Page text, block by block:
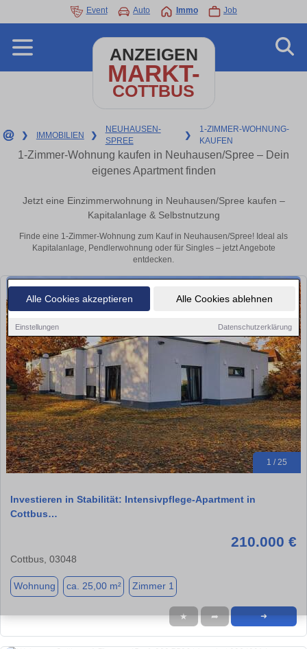
Alle Cookies akzeptieren Alle Cookies ablehnen
Einstellungen Datenschutzerklärung
Event Auto Immo Job
ANZEIGEN
MARKT-
COTTBUS
❯ IMMOBILIEN ❯
NEUHAUSEN-
SPREE
❯
1-ZIMMER-WOHNUNG-
KAUFEN
1-Zimmer-Wohnung kaufen in Neuhausen/Spree – Dein
eigenes Apartment finden
Jetzt eine Einzimmerwohnung in Neuhausen/Spree kaufen –
Kapitalanlage & Selbstnutzung
Finde eine 1-Zimmer-Wohnung zum Kauf in Neuhausen/Spree! Ideal als
Kapitalanlage, Pendlerwohnung oder für Singles – jetzt Angebote
entdecken.
1 / 25
Investieren in Stabilität: Intensivpflege-Apartment in
Cottbus…
210.000 €
Cottbus, 03048
Wohnung ca. 25,00 m² Zimmer 1
★ ➦ ➜